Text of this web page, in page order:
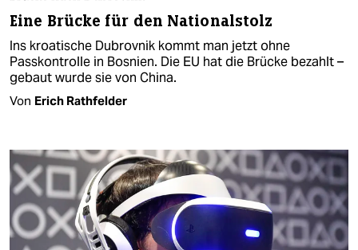
Eine Brücke für den Nationalstolz
Ins kroatische Dubrovnik kommt man jetzt ohne
Passkontrolle in Bosnien. Die EU hat die Brücke bezahlt –
gebaut wurde sie von China.
Von Erich Rathfelder